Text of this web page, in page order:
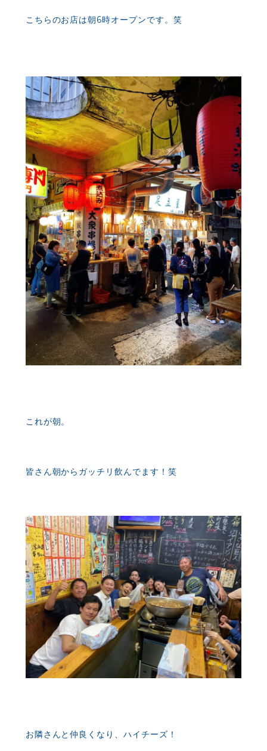
こちらのお店は朝6時オープンです。笑
これが朝。
皆さん朝からガッチリ飲んでます！笑
お隣さんと仲良くなり、ハイチーズ！